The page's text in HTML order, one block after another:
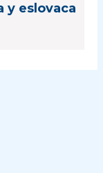
y eslovaca